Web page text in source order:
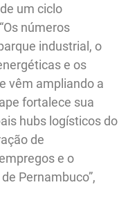
um ciclo
números
industrial, o
e os
vêm ampliando a
fortalece sua
hubs logísticos do
de
e o
Pernambuco”,